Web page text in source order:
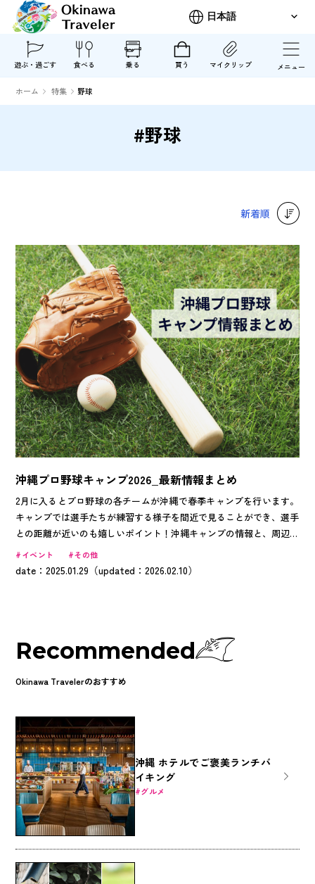
遊ぶ・過ごす 食べる 乗る 買う マイクリップ メニュー
ホーム 特集 野球
#野球
新着順
沖縄プロ野球キャンプ2026_最新情報まとめ
2月に入るとプロ野球の各チームが沖縄で春季キャンプを行います。
キャンプでは選手たちが練習する様子を間近で見ることができ、選手
との距離が近いのも嬉しいポイント！沖縄キャンプの情報と、周辺お
すすめスポットを紹介している県公式ページと連動しながら情報を発
信していきます！春季キャンプ地巡り＆沖縄観光をぜひ満喫してくだ
イベント その他
date：2025.01.29（updated：2026.02.10）
Recommended
Okinawa Travelerのおすすめ
沖縄 ホテルでご褒美ランチバ
イキング
グルメ